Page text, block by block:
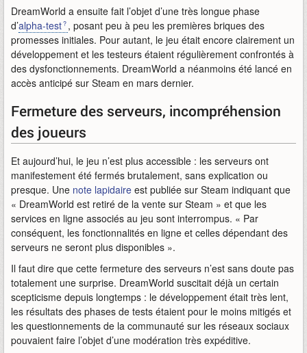
DreamWorld a ensuite fait l’objet d’une très longue phase
d’alpha-test , posant peu à peu les premières briques des
promesses initiales. Pour autant, le jeu était encore clairement un
développement et les testeurs étaient régulièrement confrontés à
des dysfonctionnements. DreamWorld a néanmoins été lancé en
accès anticipé sur Steam en mars dernier.
Fermeture des serveurs, incompréhension
des joueurs
Et aujourd’hui, le jeu n’est plus accessible : les serveurs ont
manifestement été fermés brutalement, sans explication ou
presque. Une note lapidaire est publiée sur Steam indiquant que
« DreamWorld est retiré de la vente sur Steam » et que les
services en ligne associés au jeu sont interrompus. « Par
conséquent, les fonctionnalités en ligne et celles dépendant des
serveurs ne seront plus disponibles ».
Il faut dire que cette fermeture des serveurs n’est sans doute pas
totalement une surprise. DreamWorld suscitait déjà un certain
scepticisme depuis longtemps : le développement était très lent,
les résultats des phases de tests étaient pour le moins mitigés et
les questionnements de la communauté sur les réseaux sociaux
pouvaient faire l’objet d’une modération très expéditive.